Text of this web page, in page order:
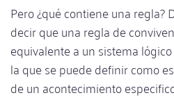
Pero ¿qué contiene una regla?
decir que una regla de
equivalente a un sistema
la que se puede definir como
de un acontecimiento